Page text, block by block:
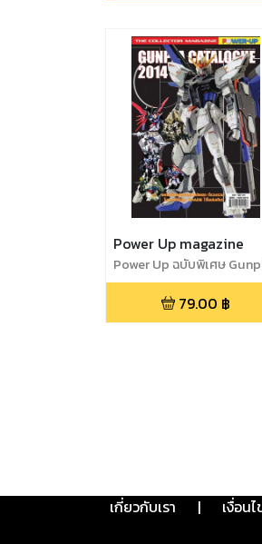
Power Up magazine
Power Up ฉบับพิเศษ
Catalogue2014
79.00 ฿
เกี่ยวกับเรา | เงื่อน